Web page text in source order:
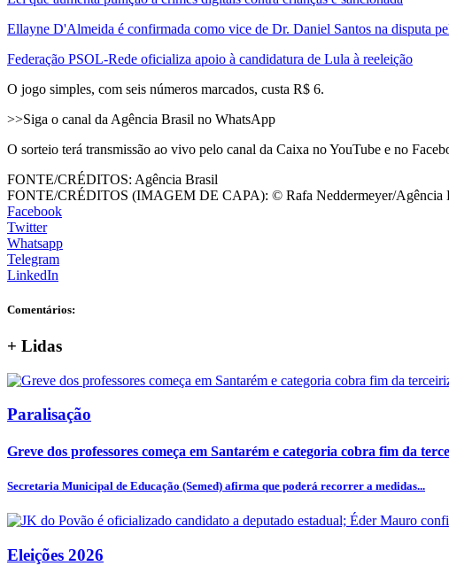
Ellayne D'Almeida é confirmada como vice de Dr. Daniel Santos na disputa
Federação PSOL-Rede oficializa apoio à candidatura de Lula à reeleição
O jogo simples, com seis números marcados, custa R$ 6.
>>Siga o canal da Agência Brasil no WhatsApp
O sorteio terá transmissão ao vivo pelo canal da Caixa no YouTube e no
FONTE/CRÉDITOS: Agência Brasil
FONTE/CRÉDITOS (IMAGEM DE CAPA): © Rafa Neddermeyer/Agência
Facebook
Twitter
Whatsapp
Telegram
LinkedIn
Comentários:
+ Lidas
Paralisação
Greve dos professores começa em Santarém e categoria cobra fim da
Secretaria Municipal de Educação (Semed) afirma que poderá recorrer a medidas...
Eleições 2026